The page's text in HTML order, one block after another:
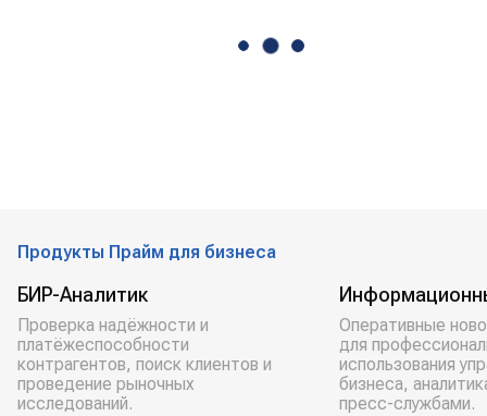
Продукты Прайм для бизнеса
БИР-Аналитик
Проверка надёжности и
платёжеспособности
контрагентов, поиск клиентов и
проведение рыночных
исследований.
Оперативные
для
использования
бизнеса,
пресс-службами.